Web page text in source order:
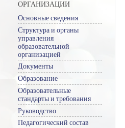
ОРГАНИЗАЦИИ
Основные сведения
Структура и органы
управления
образовательной
организацией
Документы
Образование
Образовательные
стандарты и требования
Руководство
Педагогический состав